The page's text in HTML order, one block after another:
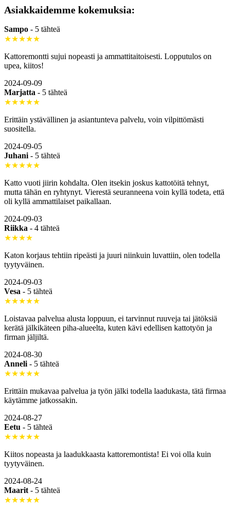
Asiakkaidemme kokemuksia:
Sampo - 5 tähteä
★★★★★
Kattoremontti sujui nopeasti ja ammattitaitoisesti. Lopputulos on
upea, kiitos!
2024-09-09
Marjatta - 5 tähteä
★★★★★
Erittäin ystävällinen ja asiantunteva palvelu, voin vilpittömästi
suositella.
2024-09-05
Juhani - 5 tähteä
★★★★★
Katto vuoti jiirin kohdalta. Olen itsekin joskus kattotöitä tehnyt,
mutta tähän en ryhtynyt. Vierestä seuranneena voin kyllä todeta, että
oli kyllä ammattilaiset paikallaan.
2024-09-03
Riikka - 4 tähteä
★★★★
Katon korjaus tehtiin ripeästi ja juuri niinkuin luvattiin, olen todella
tyytyväinen.
2024-09-03
Vesa - 5 tähteä
★★★★★
Loistavaa palvelua alusta loppuun, ei tarvinnut ruuveja tai jätöksiä
kerätä jälkikäteen piha-alueelta, kuten kävi edellisen kattotyön ja
firman jäljiltä.
2024-08-30
Anneli - 5 tähteä
★★★★★
Erittäin mukavaa palvelua ja työn jälki todella laadukasta, tätä firmaa
käytämme jatkossakin.
2024-08-27
Eetu - 5 tähteä
★★★★★
Kiitos nopeasta ja laadukkaasta kattoremontista! Ei voi olla kuin
tyytyväinen.
2024-08-24
Maarit - 5 tähteä
★★★★★